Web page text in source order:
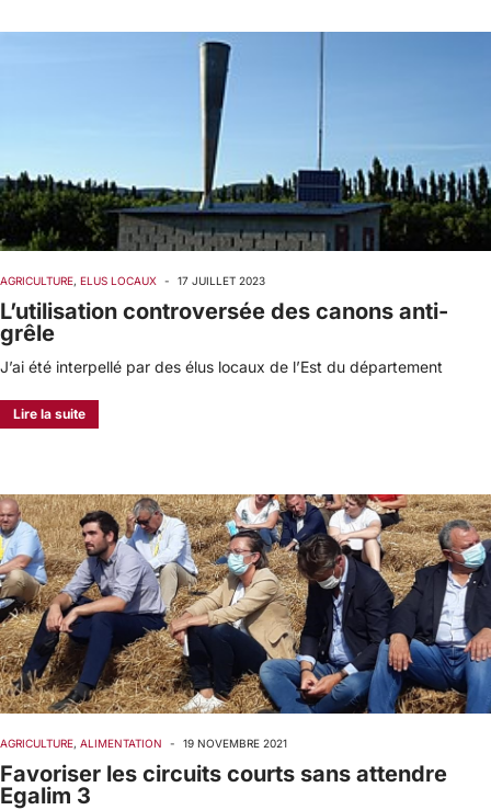
AGRICULTURE, ELUS LOCAUX - 17 JUILLET 2023
L’utilisation controversée des canons anti-
grêle
J’ai été interpellé par des élus locaux de l’Est du département
Lire la suite
AGRICULTURE, ALIMENTATION - 19 NOVEMBRE 2021
Favoriser les circuits courts sans attendre
Egalim 3